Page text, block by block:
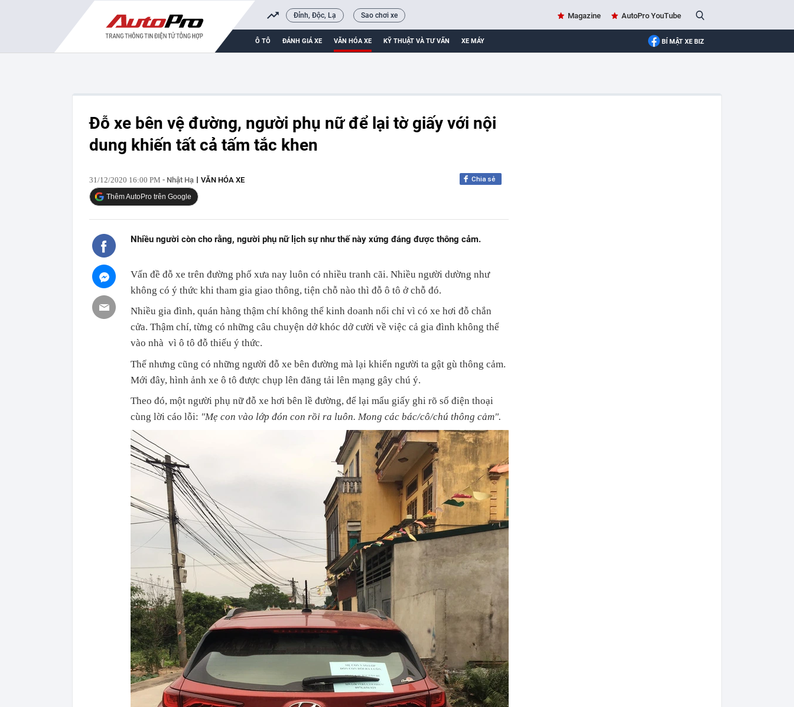
Đỉnh, Độc, Lạ Sao chơi xe Magazine AutoPro YouTube
Ô TÔ ĐÁNH GIÁ XE VĂN HÓA XE KỸ THUẬT VÀ TƯ VẤN XE MÁY BÍ MẬT XE BIZ
Đỗ xe bên vệ đường, người phụ nữ để lại tờ giấy với nội
dung khiến tất cả tấm tắc khen
31/12/2020 16:00 PM - Nhật Hạ VĂN HÓA XE Chia sẻ
Thêm AutoPro trên Google
Nhiều người còn cho rằng, người phụ nữ lịch sự như thế này xứng đáng được thông cảm.
Vấn đề đỗ xe trên đường phố xưa nay luôn có nhiều tranh cãi. Nhiều người dường như
không có ý thức khi tham gia giao thông, tiện chỗ nào thì đỗ ô tô ở chỗ đó.
Nhiều gia đình, quán hàng thậm chí không thể kinh doanh nổi chỉ vì có xe hơi đỗ chắn
cửa. Thậm chí, từng có những câu chuyện dở khóc dở cười về việc cả gia đình không thể
vào nhà vì ô tô đỗ thiếu ý thức.
Thế nhưng cũng có những người đỗ xe bên đường mà lại khiến người ta gật gù thông cảm.
Mới đây, hình ảnh xe ô tô được chụp lên đăng tải lên mạng gây chú ý.
Theo đó, một người phụ nữ đỗ xe hơi bên lề đường, để lại mẩu giấy ghi rõ số điện thoại
cùng lời cáo lỗi: "Mẹ con vào lớp đón con rồi ra luôn. Mong các bác/cô/chú thông cảm".